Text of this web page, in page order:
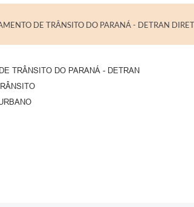
DE TRÂNSITO DO PARANÁ - DETRAN
TRÂNSITO DO PARANÁ - DETRAN